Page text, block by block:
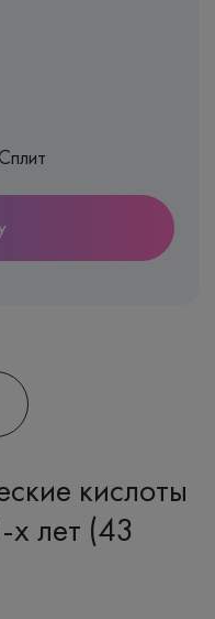
кислоты
х лет (43